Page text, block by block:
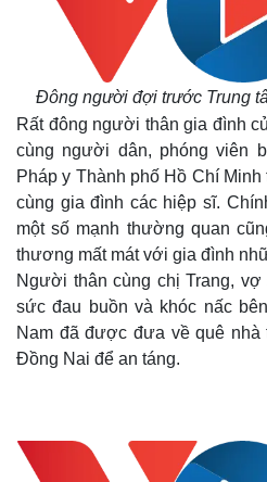
Đông người đợi trước Trung
Rất đông người thân gia đình
cùng người dân, phóng viên
Pháp y Thành phố Hồ Chí
cùng gia đình các hiệp sĩ.
một số mạnh thường quan
thương mất mát với gia đình
Người thân cùng chị Trang,
sức đau buồn và khóc nấc
Nam đã được đưa về quê nhà
Đồng Nai để an táng.